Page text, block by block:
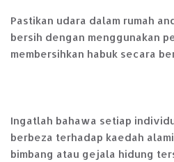
Pastikan udara dalam rumah
bersih dengan menggunakan
membersihkan habuk secara
Ingatlah bahawa setiap
berbeza terhadap kaedah
bimbang atau gejala hidung